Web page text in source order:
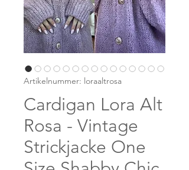
Artikelnummer: loraaltrosa
Cardigan Lora Alt
Rosa - Vintage
Strickjacke One